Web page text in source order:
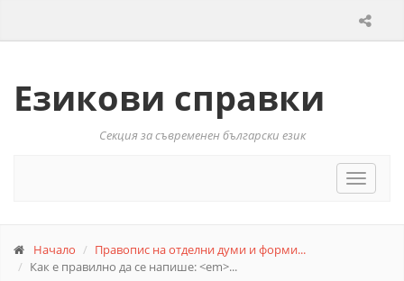
Езикови справки
Секция за съвременен български език
Toggle
Начало
Правопис на отделни думи и форми...
Как е правилно да се напише: <em>...